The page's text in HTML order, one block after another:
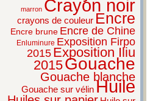
marron Crayon noir
crayons de couleur Encre
Encre brune Encre de Chine
Enluminure Exposition Firpo
2015 Exposition Iliu
2015Gouache
Gouache blanche
Gouache sur vélinHuile